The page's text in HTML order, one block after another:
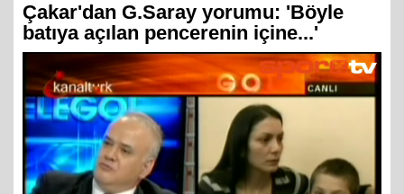
Çakar'dan G.Saray yorumu: 'Böyle
batıya açılan pencerenin içine...'